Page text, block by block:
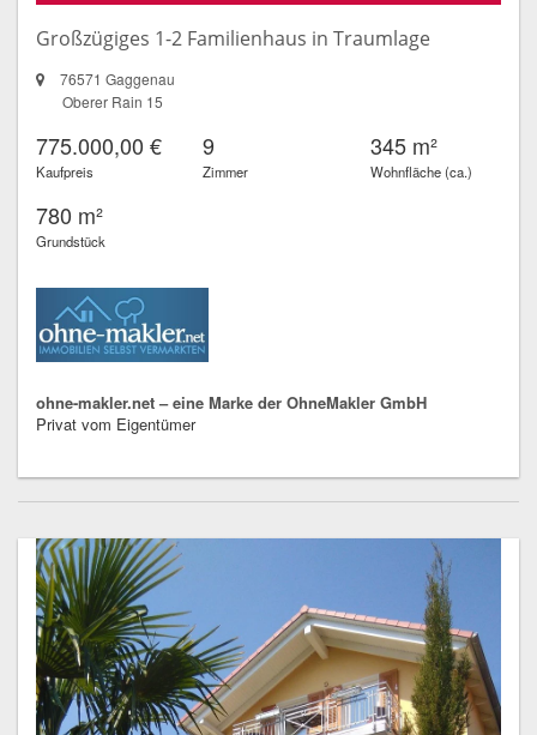
Großzügiges 1-2 Familienhaus in Traumlage
76571 Gaggenau
Oberer Rain 15
775.000,00 €
Kaufpreis
9
Zimmer
345 m²
Wohnfläche (ca.)
780 m²
Grundstück
ohne-makler.net – eine Marke der OhneMakler GmbH
Privat vom Eigentümer